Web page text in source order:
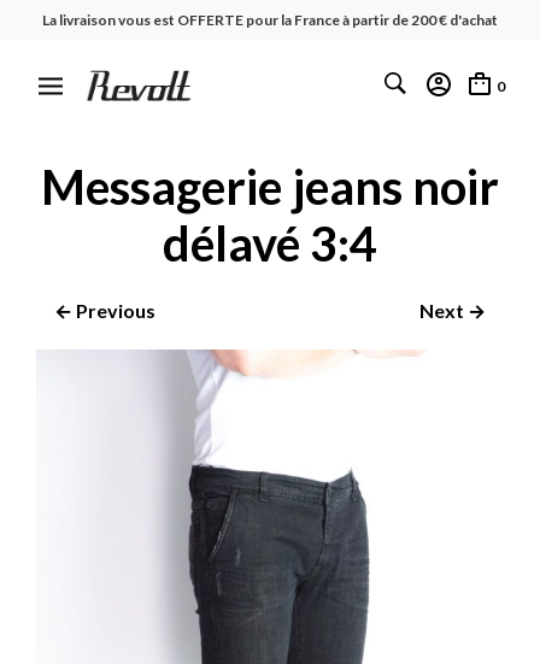
La livraison vous est OFFERTE pour la France à partir de 200 € d'achat
0
Messagerie jeans noir
délavé 3:4
← Previous Next →